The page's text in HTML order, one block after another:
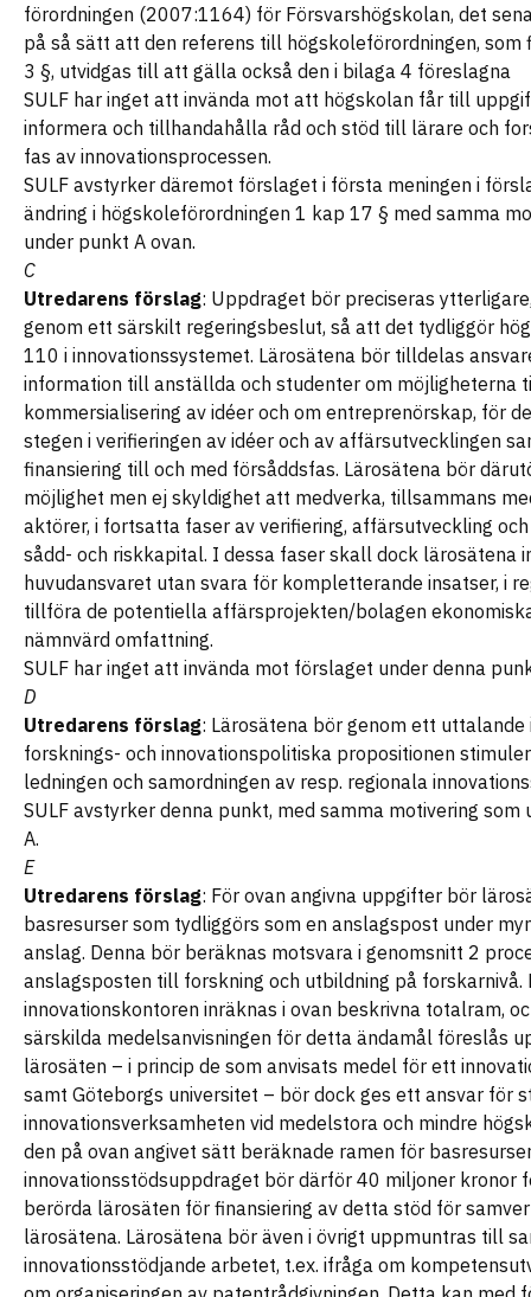
förordningen (2007:1164) för Försvarshögskolan, det
på så sätt att den referens till högskoleförordningen, som
3 §, utvidgas till att gälla också den i bilaga 4 föreslagna
SULF har inget att invända mot att högskolan får till
informera och tillhandahålla råd och stöd till lärare och
fas av innovationsprocessen.
SULF avstyrker däremot förslaget i första meningen i
ändring i högskoleförordningen 1 kap 17 § med samma
under punkt A ovan.
C
Utredarens förslag: Uppdraget bör preciseras
genom ett särskilt regeringsbeslut, så att det tydliggör
110 i innovationssystemet. Lärosätena bör tilldelas
information till anställda och studenter om möjligheterna
kommersialisering av idéer och om entreprenörskap, för
stegen i verifieringen av idéer och av affärsutvecklingen
finansiering till och med försåddsfas. Lärosätena bör
möjlighet men ej skyldighet att medverka, tillsammans
aktörer, i fortsatta faser av verifiering, affärsutveckling
sådd- och riskkapital. I dessa faser skall dock lärosätena
huvudansvaret utan svara för kompletterande insatser, i
tillföra de potentiella affärsprojekten/bolagen
nämnvärd omfattning.
SULF har inget att invända mot förslaget under denna
D
Utredarens förslag: Lärosätena bör genom ett uttalande
forsknings- och innovationspolitiska propositionen
ledningen och samordningen av resp. regionala
SULF avstyrker denna punkt, med samma motivering som
A.
E
Utredarens förslag: För ovan angivna uppgifter bör
basresurser som tydliggörs som en anslagspost under
anslag. Denna bör beräknas motsvara i genomsnitt 2
anslagsposten till forskning och utbildning på forskarnivå.
innovationskontoren inräknas i ovan beskrivna totalram,
särskilda medelsanvisningen för detta ändamål föreslås
lärosäten – i princip de som anvisats medel för ett
samt Göteborgs universitet – bör dock ges ett ansvar för
innovationsverksamheten vid medelstora och mindre
den på ovan angivet sätt beräknade ramen för
innovationsstödsuppdraget bör därför 40 miljoner kronor
berörda lärosäten för finansiering av detta stöd för
lärosätena. Lärosätena bör även i övrigt uppmuntras till
innovationsstödjande arbetet, t.ex. ifråga om